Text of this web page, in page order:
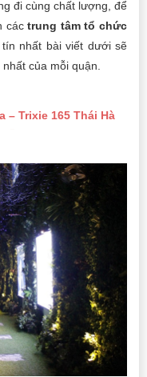
đi cùng chất lượng, để
cáctrung tâm tổ chức
nhất bài viết dưới sẽ
của mỗi quận.
Trixie 165 Thái Hà